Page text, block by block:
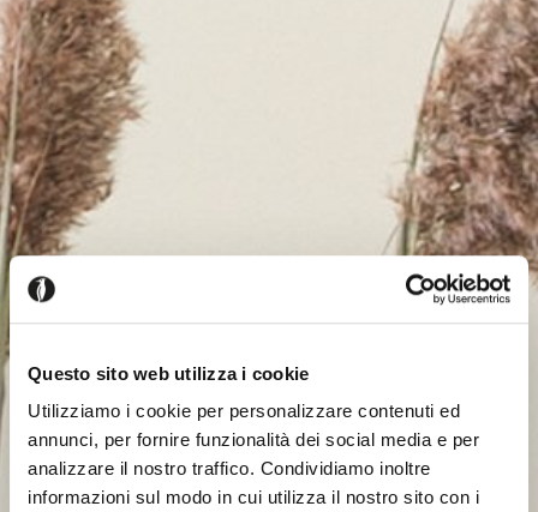
Questo sito web utilizza i cookie
Utilizziamo i cookie per personalizzare contenuti ed
annunci, per fornire funzionalità dei social media e per
analizzare il nostro traffico. Condividiamo inoltre
informazioni sul modo in cui utilizza il nostro sito con i